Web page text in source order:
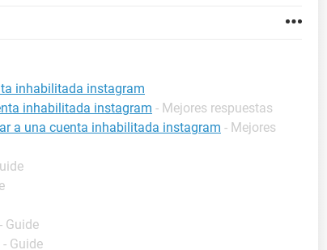
inhabilitada instagram
inhabilitada instagram - Mejores respuestas
a una cuenta inhabilitada instagram - Mejores
- Guide
- Guide